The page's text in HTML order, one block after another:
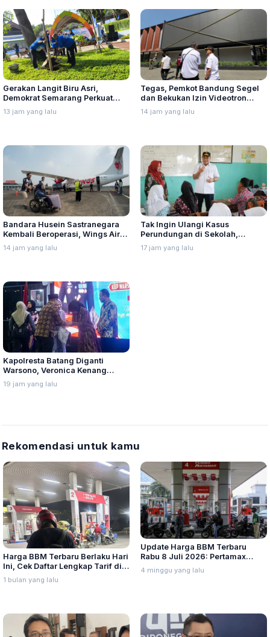
Gerakan Langit Biru Asri,
Demokrat Semarang Perkuat
Soliditas Menuju Pemilu 2029
13 jam yang lalu
Tegas, Pemkot Bandung Segel
dan Bekukan Izin Videotron
Gegara Tebang Pohon untuk
Tingkatkan Visibilitas
14 jam yang lalu
Bandara Husein Sastranegara
Kembali Beroperasi, Wings Air
Buka Rute Penerbangan
Bandung-Palembang
14 jam yang lalu
Tak Ingin Ulangi Kasus
Perundungan di Sekolah,
Nurkholes Minta Perkuat
Pengawasan Murid
17 jam yang lalu
Kapolresta Batang Diganti
Warsono, Veronica Kenang
Kedatangannya Disambut Banjir
19 jam yang lalu
Rekomendasi untuk kamu
Harga BBM Terbaru Berlaku Hari
Ini, Cek Daftar Lengkap Tarif di
Seluruh Indonesia
1 bulan yang lalu
Update Harga BBM Terbaru
Rabu 8 Juli 2026: Pertamax
Turbo, Dexlite, dan Pertamina
Dex Turun
4 minggu yang lalu